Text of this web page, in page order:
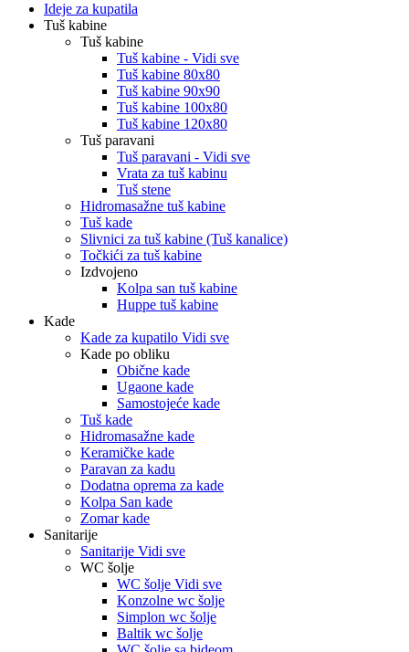
Ideje za kupatila
Tuš kabine
Tuš kabine
Tuš kabine - Vidi sve
Tuš kabine 80x80
Tuš kabine 90x90
Tuš kabine 100x80
Tuš kabine 120x80
Tuš paravani
Tuš paravani - Vidi sve
Vrata za tuš kabinu
Tuš stene
Hidromasažne tuš kabine
Tuš kade
Slivnici za tuš kabine (Tuš kanalice)
Točkići za tuš kabine
Izdvojeno
Kolpa san tuš kabine
Huppe tuš kabine
Kade
Kade za kupatilo Vidi sve
Kade po obliku
Obične kade
Ugaone kade
Samostojeće kade
Tuš kade
Hidromasažne kade
Keramičke kade
Paravan za kadu
Dodatna oprema za kade
Kolpa San kade
Zomar kade
Sanitarije
Sanitarije Vidi sve
WC šolje
WC šolje Vidi sve
Konzolne wc šolje
Simplon wc šolje
Baltik wc šolje